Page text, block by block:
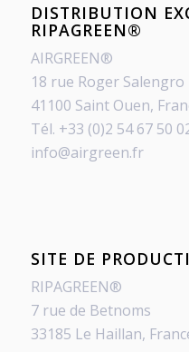
DISTRIBUTION
RIPAGREEN®
AIRGREEN®
18 rue Roger Salengro
41100 Saint Ouen,
Tél. +33 (0)2 54 67 50
info@airgreen.fr
SITE DE
RIPAGREEN®
7 rue de Betnoms
33185 Le Haillan,